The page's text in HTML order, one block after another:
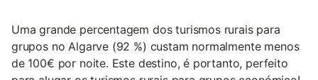
Uma grande percentagem dos turismos rurais para
grupos no Algarve (92 %) custam normalmente menos
de 100€ por noite. Este destino, é portanto, perfeito